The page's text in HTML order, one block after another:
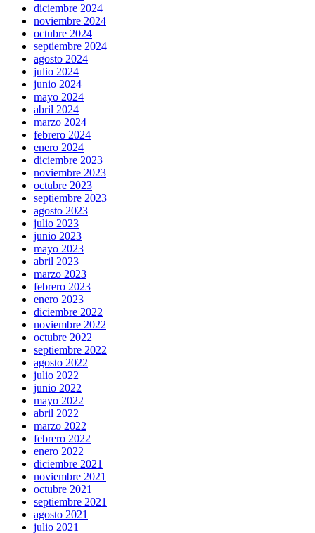
diciembre 2024
noviembre 2024
octubre 2024
septiembre 2024
agosto 2024
julio 2024
junio 2024
mayo 2024
abril 2024
marzo 2024
febrero 2024
enero 2024
diciembre 2023
noviembre 2023
octubre 2023
septiembre 2023
agosto 2023
julio 2023
junio 2023
mayo 2023
abril 2023
marzo 2023
febrero 2023
enero 2023
diciembre 2022
noviembre 2022
octubre 2022
septiembre 2022
agosto 2022
julio 2022
junio 2022
mayo 2022
abril 2022
marzo 2022
febrero 2022
enero 2022
diciembre 2021
noviembre 2021
octubre 2021
septiembre 2021
agosto 2021
julio 2021